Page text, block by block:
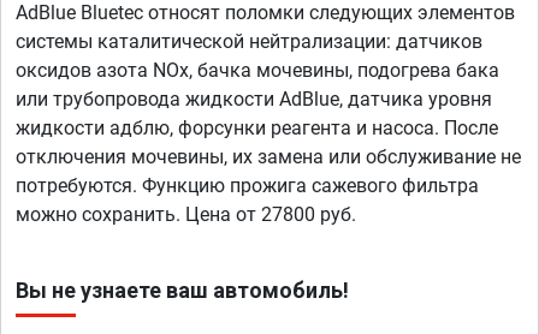
AdBlue Bluetec относят поломки следующих элементов
системы каталитической нейтрализации: датчиков
оксидов азота NOx, бачка мочевины, подогрева бака
или трубопровода жидкости AdBlue, датчика уровня
жидкости адблю, форсунки реагента и насоса. После
отключения мочевины, их замена или обслуживание не
потребуются. Функцию прожига сажевого фильтра
можно сохранить. Цена от 27800 руб.
Вы не узнаете ваш автомобиль!